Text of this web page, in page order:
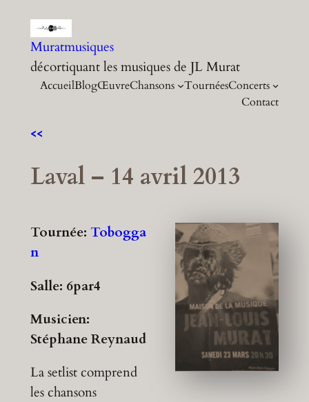
contenu
Muratmusiques
décortiquant les musiques de JL Murat
AccueilBlogŒuvreChansons TournéesConcerts
Contact
<<
Laval – 14 avril 2013
Tournée: Tobogga
n
Salle: 6par4
Musicien:
Stéphane Reynaud
La setlist comprend
les chansons